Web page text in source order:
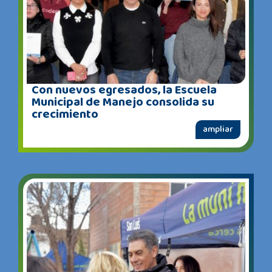
Con nuevos egresados, la Escuela
Municipal de Manejo consolida su
crecimiento
ampliar